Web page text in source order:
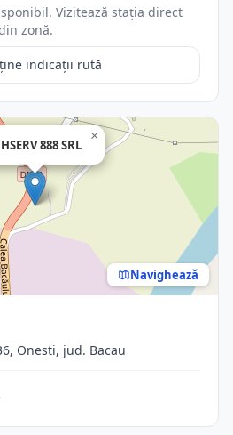
Vizitează stația direct
zonă.
indicații rută
888 SRL
×
Navighează
Onesti, jud. Bacau